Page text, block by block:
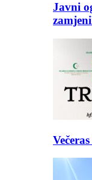
Javni